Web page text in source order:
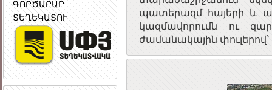
ԳՈՐԾԱՐԱՐ
ՏԵՂԵԿԱՏՈՒ
պատերազմ հայերի և
կազմավորումն ու
ժամանակային